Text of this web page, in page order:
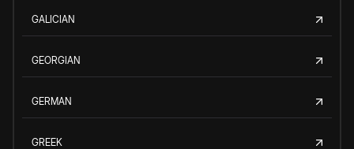
GALICIAN
GEORGIAN
GERMAN
GREEK